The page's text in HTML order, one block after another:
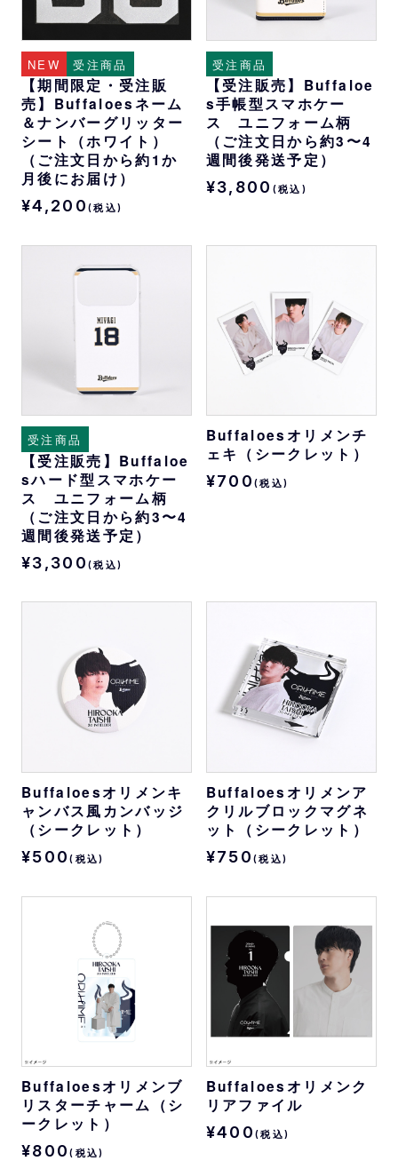
NEW 受注商品
【期間限定・受注販
売】Buffaloesネーム
＆ナンバーグリッター
シート（ホワイト）
（ご注文日から約1か
月後にお届け）
¥4,200 (税込)
受注商品
【受注販売】Buffaloe
s手帳型スマホケー
ス ユニフォーム柄
（ご注文日から約3〜4
週間後発送予定）
¥3,800 (税込)
受注商品
【受注販売】Buffaloe
sハード型スマホケー
ス ユニフォーム柄
（ご注文日から約3〜4
週間後発送予定）
¥3,300 (税込)
Buffaloesオリメンチ
ェキ（シークレット）
¥700(税込)
Buffaloesオリメンキ
ャンバス風カンバッジ
（シークレット）
¥500(税込)
Buffaloesオリメンア
クリルブロックマグネ
ット（シークレット）
¥750(税込)
Buffaloesオリメンブ
リスターチャーム（シ
ークレット）
¥800(税込)
Buffaloesオリメンク
リアファイル
¥400(税込)